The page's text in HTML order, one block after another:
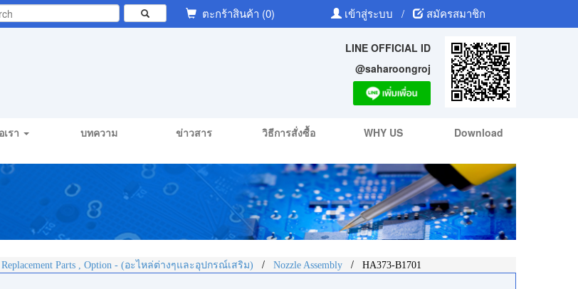
ตะกร้าสินค้า (0) เข้าสู่ระบบ / สมัครสมาชิก
LINE OFFICIAL ID
@saharoongroj
รา บทความ ข่าวสาร วิธีการสั่งซื้อ WHY US Download
Replacement Parts , Option - (อะไหล่ต่างๆและอุปกรณ์เสริม) / Nozzle Assembly / HA373-B1701